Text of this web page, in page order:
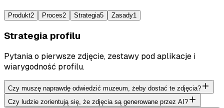
Produkt2 Proces2 Strategia5 Zasady1
Strategia profilu
Pytania o pierwsze zdjęcie, zestawy pod aplikacje i
wiarygodność profilu.
Czy muszę naprawdę odwiedzić muzeum, żeby dostać te zdjęcia?
Czy ludzie zorientują się, że zdjęcia są generowane przez AI?